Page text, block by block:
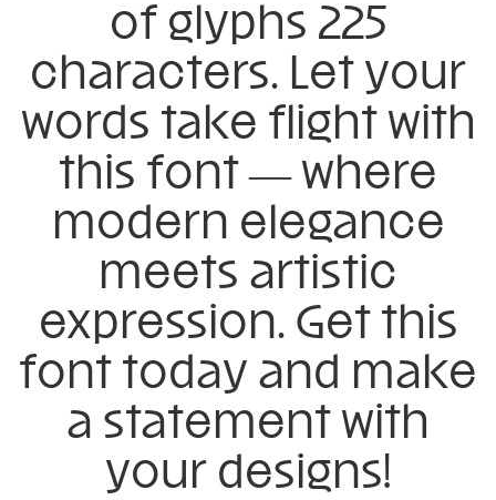
of glyphs 225
characters. Let your
words take flight with
this font — where
modern elegance
meets artistic
expression. Get this
font today and make
a statement with
your designs!